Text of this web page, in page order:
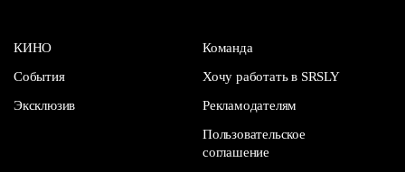
КИНО
События
Эксклюзив
Команда
Хочу работать в SRSLY
Рекламодателям
Пользовательское
соглашение